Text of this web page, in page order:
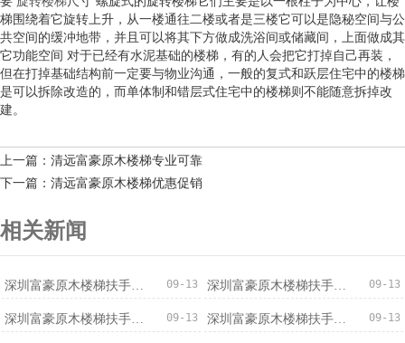
梯围绕着它旋转上升，从一楼通往二楼或者是三楼它可以是隐秘空间与公
共空间的缓冲地带，并且可以将其下方做成洗浴间或储藏间，上面做成其
它功能空间 对于已经有水泥基础的楼梯，有的人会把它打掉自己再装，
但在打掉基础结构前一定要与物业沟通，一般的复式和跃层住宅中的楼梯
是可以拆除改造的，而单体制和错层式住宅中的楼梯则不能随意拆掉改
建。
上一篇：清远富豪原木楼梯专业可靠
下一篇：清远富豪原木楼梯优惠促销
相关新闻
09-13 09-13
09-13 09-13